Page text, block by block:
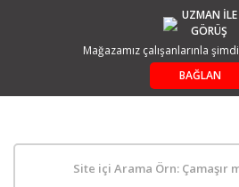
UZMAN İLE
GÖRÜŞ
Mağazamız çalışanlarınla şimdi
BAĞLAN